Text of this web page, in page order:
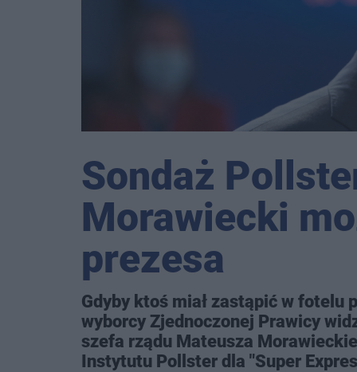
Sondaż
Morawiecki
prezesa
Gdyby ktoś miał zastąpić w fotelu
wyborcy Zjednoczonej Prawicy
szefa rządu Mateusza
Instytutu Pollster dla "Super